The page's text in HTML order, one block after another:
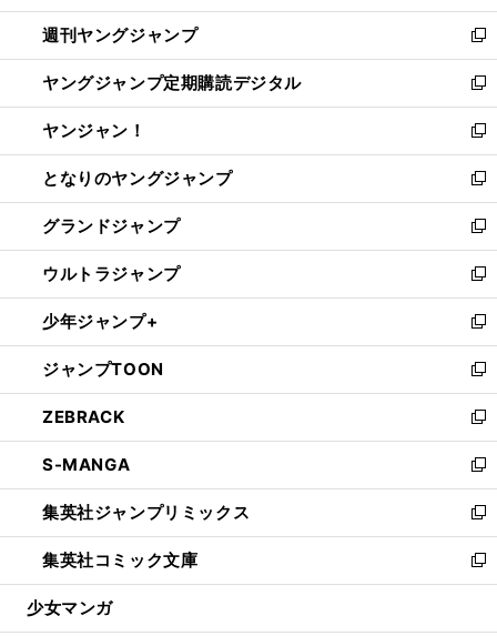
開
く
ウ
で
開
く
ン
ド
ウ
で
開
く
ウ
ィ
ン
ド
ウ
で
開
く
週刊ヤングジャンプ
新
し
い
ウ
ィ
ン
ド
ウ
で
開
く
ヤングジャンプ定期購読デジタル
新
し
い
ウ
ィ
ン
ド
ウ
で
開
く
ヤンジャン！
新
し
い
ウ
ィ
ン
ド
ウ
で
開
く
となりのヤングジャンプ
新
し
い
ウ
ィ
ン
ド
ウ
で
開
く
グランドジャンプ
新
し
い
ウ
ィ
ン
ド
ウ
で
開
く
ウルトラジャンプ
新
し
い
ウ
ィ
ン
ド
ウ
で
開
く
少年ジャンプ+
新
し
い
ウ
ィ
ン
ド
ウ
で
開
く
ジャンプTOON
新
し
い
ウ
ィ
ン
ド
ウ
で
開
ZEBRACK
新
し
い
ウ
ィ
ン
ド
ウ
開
S-MANGA
新
し
い
ウ
ィ
ン
集英社ジャンプリミックス
新
し
い
ウ
集英社コミック文庫
新
し
少女マンガ